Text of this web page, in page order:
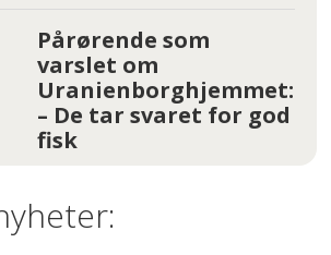
Pårørende som
varslet om
Uranienborghjemmet:
– De tar svaret for god
fisk